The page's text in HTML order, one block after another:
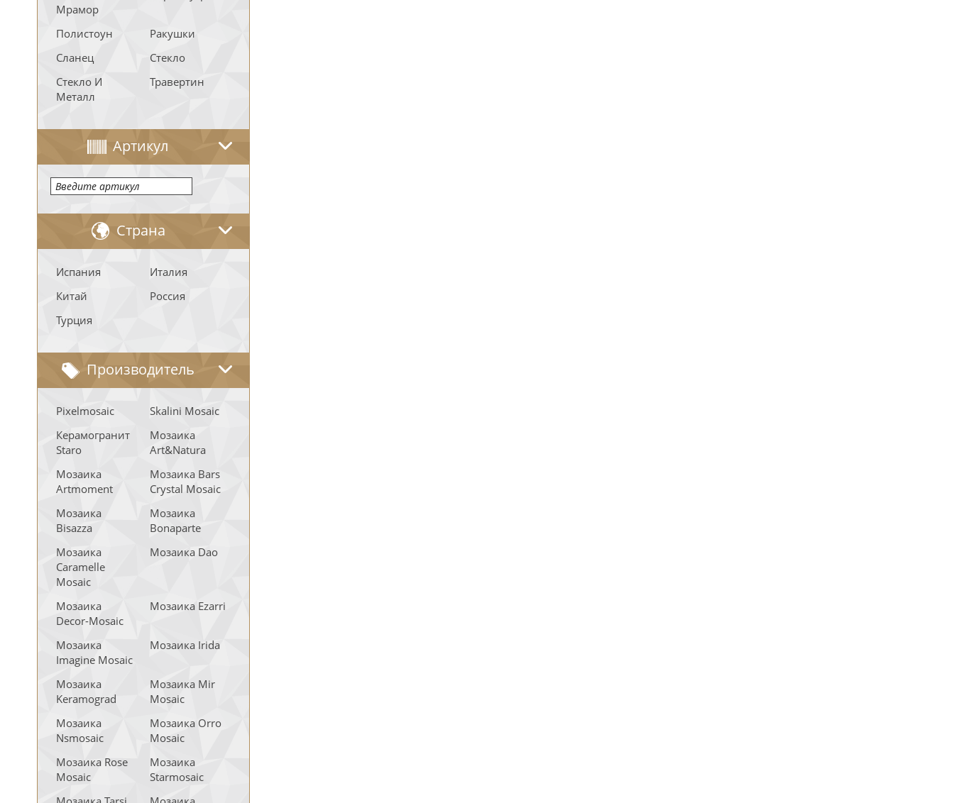
Мрамор
Полистоун
Ракушки
Сланец
Стекло
Стекло И
Металл
Травертин
Артикул
Страна
Испания
Италия
Китай
Россия
Турция
Производитель
Pixelmosaic
Skalini Mosaic
Керамогранит
Staro
Мозаика
Art&Natura
Мозаика
Artmoment
Мозаика Bars
Crystal Mosaic
Мозаика
Bisazza
Мозаика
Bonaparte
Мозаика
Caramelle
Mosaic
Мозаика Dao
Мозаика
Decor-Mosaic
Мозаика Ezarri
Мозаика
Imagine Mosaic
Мозаика Irida
Мозаика
Keramograd
Мозаика Mir
Mosaic
Мозаика
Nsmosaic
Мозаика Orro
Mosaic
Мозаика Rose
Mosaic
Мозаика
Starmosaic